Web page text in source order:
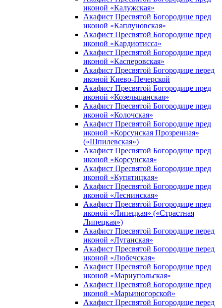
иконой «Калужская»
Акафист Пресвятой Богородице пред
иконой «Каплуновская»
Акафист Пресвятой Богородице пред
иконой «Кардиотисса»
Акафист Пресвятой Богородице пред
иконой «Касперовская»
Акафист Пресвятой Богородице перед
иконой Киево-Печерской
Акафист Пресвятой Богородице пред
иконой «Козельщанская»
Акафист Пресвятой Богородице пред
иконой «Колочская»
Акафист Пресвятой Богородице пред
иконой «Корсунская Прозренная»
(«Шпилевская»)
Акафист Пресвятой Богородице пред
иконой «Корсунская»
Акафист Пресвятой Богородице пред
иконой «Купятицкая»
Акафист Пресвятой Богородице пред
иконой «Леснинская»
Акафист Пресвятой Богородице пред
иконой «Липецкая» («Страстная
Липецкая»)
Акафист Пресвятой Богородице перед
иконой «Луганская»
Акафист Пресвятой Богородице перед
иконой «Любечская»
Акафист Пресвятой Богородице пред
иконой «Мариупольская»
Акафист Пресвятой Богородице пред
иконой «Марьиногорской»
Акафист Пресвятой Богородице перед